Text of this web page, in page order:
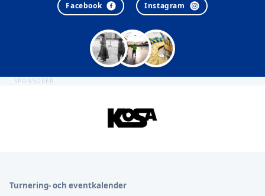
Facebook Instagram
SPONSORER
Turnering- och eventkalender